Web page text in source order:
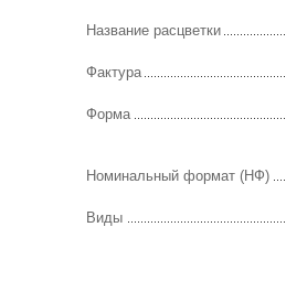
Название расцветки
Фактура
Форма
Номинальный формат (НФ)
Виды